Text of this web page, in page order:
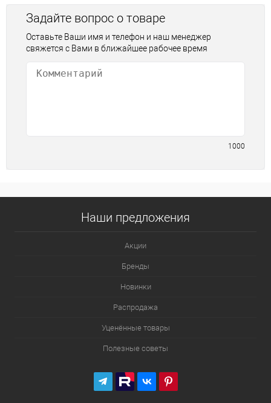
Задайте вопрос о товаре
Оставьте Ваши имя и телефон и наш менеджер
свяжется с Вами в ближайшее рабочее время
1000
Наши предложения
Акции
Бренды
Новинки
Распродажа
Уценённые товары
Полезные советы